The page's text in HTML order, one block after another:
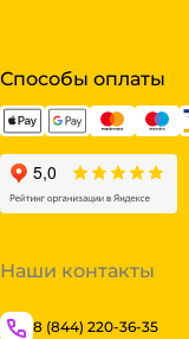
Способы оплаты
Наши контакты
8 (844) 220-36-35